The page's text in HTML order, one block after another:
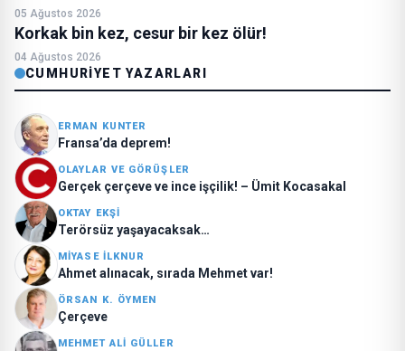
05 Ağustos 2026
Korkak bin kez, cesur bir kez ölür!
04 Ağustos 2026
CUMHURIYET YAZARLARI
ERMAN KUNTER
Fransa’da deprem!
OLAYLAR VE GÖRÜŞLER
Gerçek çerçeve ve ince işçilik! – Ümit Kocasakal
OKTAY EKŞI
Terörsüz yaşayacaksak…
MIYASE İLKNUR
Ahmet alınacak, sırada Mehmet var!
ÖRSAN K. ÖYMEN
Çerçeve
MEHMET ALI GÜLLER